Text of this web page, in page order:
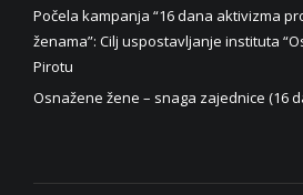
Počela kampanja “16 dana aktivizma
ženama”: Cilj uspostavljanje instituta
Pirotu
Osnažene žene – snaga zajednice (16